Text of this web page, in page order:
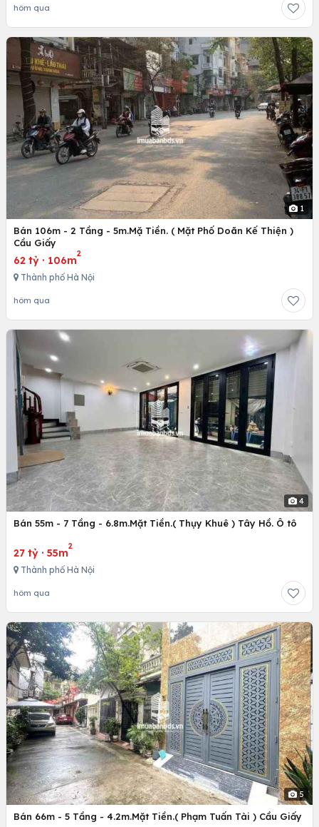
hôm qua
1
Bán 106m - 2 Tầng - 5m.Mặ Tiền. ( Mặt Phố Doãn Kế Thiện )
Cầu Giấy
62 tỷ · 106m
2
Thành phố Hà Nội
hôm qua
4
Bán 55m - 7 Tầng - 6.8m.Mặt Tiền.( Thụy Khuê ) Tây Hồ. Ô tô
27 tỷ · 55m
2
Thành phố Hà Nội
hôm qua
5
Bán 66m - 5 Tầng - 4.2m.Mặt Tiền.( Phạm Tuấn Tài ) Cầu Giấy